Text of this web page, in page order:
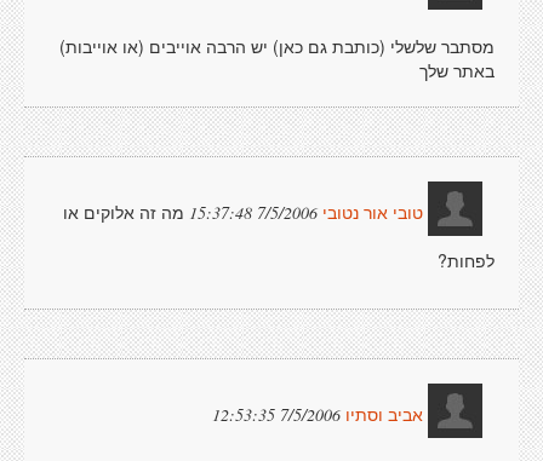
מסתבר שלשלי (כותבת גם כאן) יש הרבה אוייבים (או אוייבות)
באתר שלך
טובי אור נטובי 7/5/2006 15:37:48
מה זה אלוקים או
לפחות?
אביב וסתיו 7/5/2006 12:53:35